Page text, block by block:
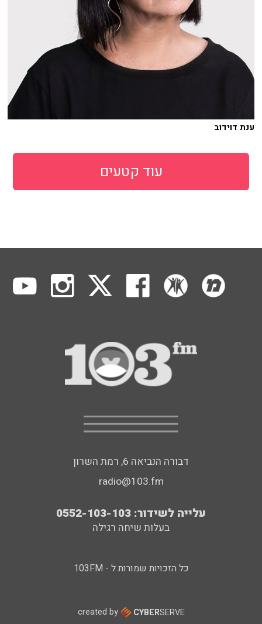
ענת דוידוב
עוד קטעים
דבורה הנביאה 6, רמת השרון
radio@103.fm
עלייה לשידור: 0552-103-103
בעלות שיחה רגילה
כל הזכויות שמורות ל - 103FM
created by CYBERSERVE